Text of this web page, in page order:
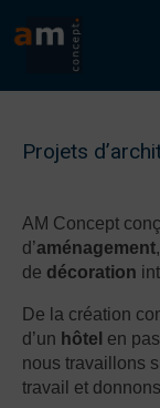
Projets
AM Concept
d’aménagement
de décoration
De la création
d’un hôtel en
nous travaillons
travail et